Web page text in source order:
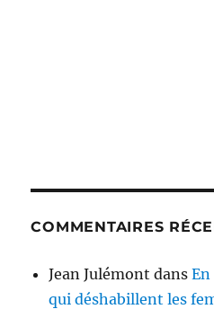
COMMENTAIRES
Jean Julémont dans
qui déshabillent les